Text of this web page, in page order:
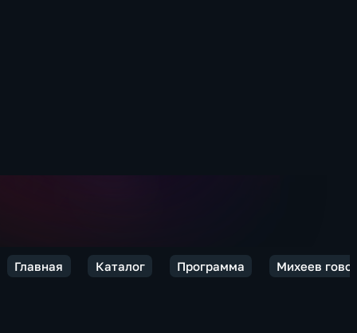
Главная Каталог Программа Михеев